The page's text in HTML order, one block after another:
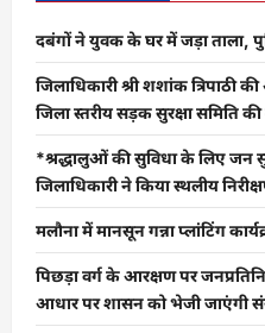
दबंगों ने युवक के घर में जड़ा ताला,
जिलाधिकारी श्री शशांक त्रिपाठी
जिला स्तरीय सड़क सुरक्षा समिति
*श्रद्धालुओं की सुविधा के लिए जन
जिलाधिकारी ने किया स्थलीय
मलौना में मानसून गन्ना प्लांटिंग
पिछड़ा वर्ग के आरक्षण पर
आधार पर शासन को भेजी जाएंगी